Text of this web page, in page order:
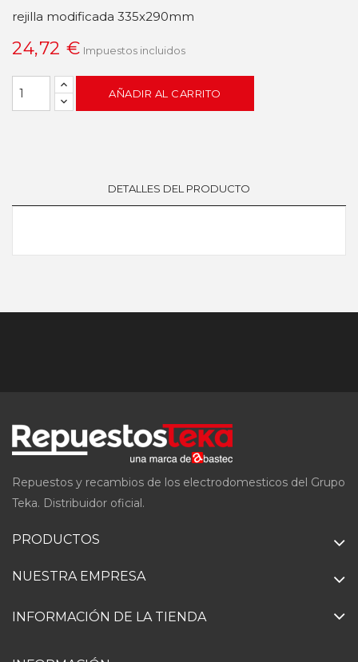
rejilla modificada 335x290mm
24,72 € Impuestos incluidos
AÑADIR AL CARRITO
DETALLES DEL PRODUCTO
Repuestos y recambios de los electrodomesticos del Grupo
Teka. Distribuidor oficial.
PRODUCTOS
NUESTRA EMPRESA
INFORMACIÓN DE LA TIENDA